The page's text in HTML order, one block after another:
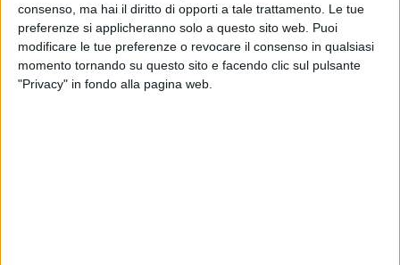
consenso, ma hai il diritto di opporti a tale trattamento. Le tue
preferenze si applicheranno solo a questo sito web. Puoi
modificare le tue preferenze o revocare il consenso in qualsiasi
momento tornando su questo sito e facendo clic sul pulsante
"Privacy" in fondo alla pagina web.
BARLETTA - 22 MARZO 2026
Challenger ATP "Città della Disfida": flash mob
di presentazione stamattina a Barletta